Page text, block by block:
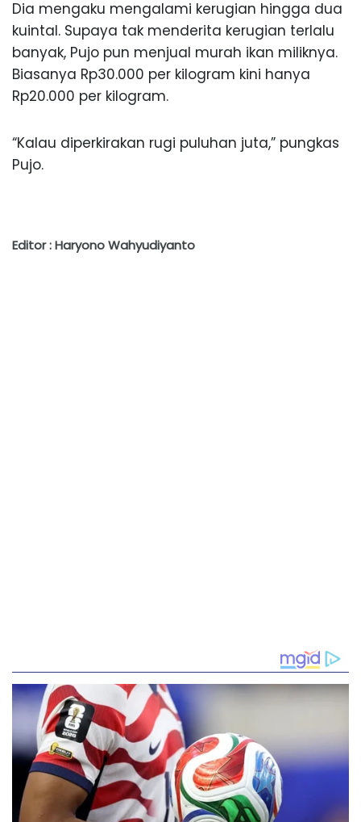
Dia mengaku mengalami kerugian hingga dua
kuintal. Supaya tak menderita kerugian terlalu
banyak, Pujo pun menjual murah ikan miliknya.
Biasanya Rp30.000 per kilogram kini hanya
Rp20.000 per kilogram.
“Kalau diperkirakan rugi puluhan juta,” pungkas
Pujo.
Editor : Haryono Wahyudiyanto